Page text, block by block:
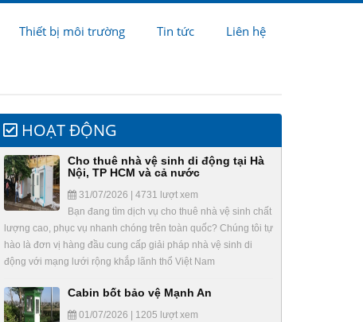
Thiết bị môi trường Tin tức Liên hệ
HOẠT ĐỘNG
Cho thuê nhà vệ sinh di động tại Hà
Nội, TP HCM và cả nước
31/07/2026 | 4731 lượt xem
Bạn đang tìm dịch vụ cho thuê nhà vệ sinh chất
lượng cao, phục vụ nhanh chóng trên toàn quốc? Chúng tôi tự
hào là đơn vị hàng đầu cung cấp giải pháp nhà vệ sinh di
động với mạng lưới rộng khắp lãnh thổ Việt Nam
Cabin bốt bảo vệ Mạnh An
01/07/2026 | 1205 lượt xem